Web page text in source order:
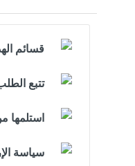
قسائم
تتبع
استلمها
سياسة